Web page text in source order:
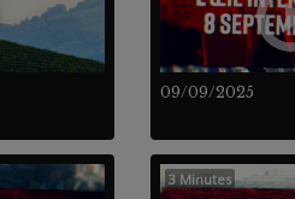
09/09/2025
3 Minutes